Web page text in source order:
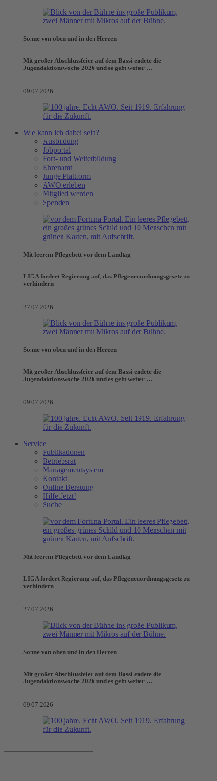
Sonne von oben und in den Herzen
Mit großer Abschlussfeier auf dem Bassi endete die
Jugendaktionswoche 2026 und es geht weiter …
09.07.2026
Wie kann ich dabei sein?
Ausbildung
Jobportal
Fort- und Weiterbildung
Ehrenamt
Junge Plattform
AWO erleben
Mitglied werden
Spenden
Mit leerem Pflegebett vor dem Landtag
LIGA fordert Regierung auf, das Pflegeneuordnungsgesetz zu
verhindern
27.07.2026
Sonne von oben und in den Herzen
Mit großer Abschlussfeier auf dem Bassi endete die
Jugendaktionswoche 2026 und es geht weiter …
09.07.2026
Service
Publikationen
Betriebsrat
Managementsystem
Kontakt
Online Beratung
Hilfe.Jetzt!
Suche
Mit leerem Pflegebett vor dem Landtag
LIGA fordert Regierung auf, das Pflegeneuordnungsgesetz zu
verhindern
27.07.2026
Sonne von oben und in den Herzen
Mit großer Abschlussfeier auf dem Bassi endete die
Jugendaktionswoche 2026 und es geht weiter …
09.07.2026